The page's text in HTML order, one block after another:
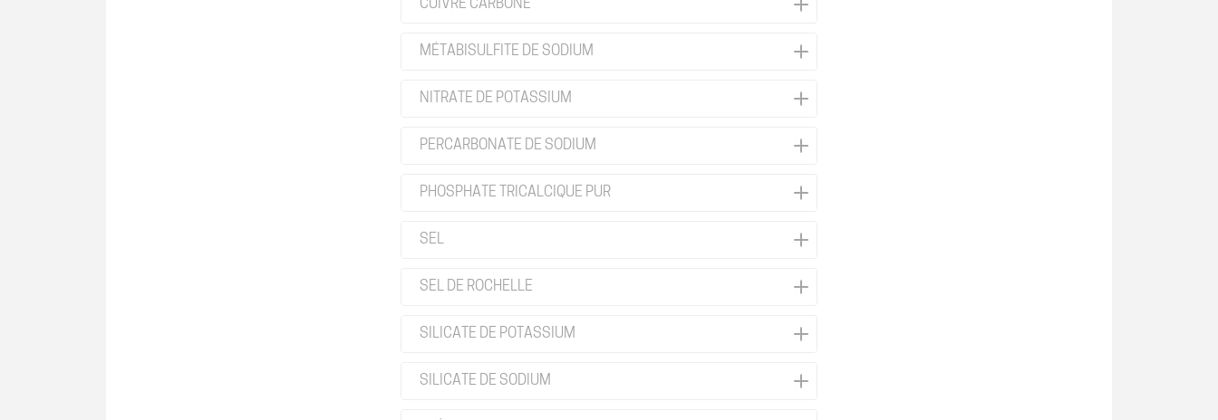
CUIVRE CARBONÉ
MÉTABISULFITE DE SODIUM
NITRATE DE POTASSIUM
PERCARBONATE DE SODIUM
PHOSPHATE TRICALCIQUE PUR
SEL
SEL DE ROCHELLE
SILICATE DE POTASSIUM
SILICATE DE SODIUM